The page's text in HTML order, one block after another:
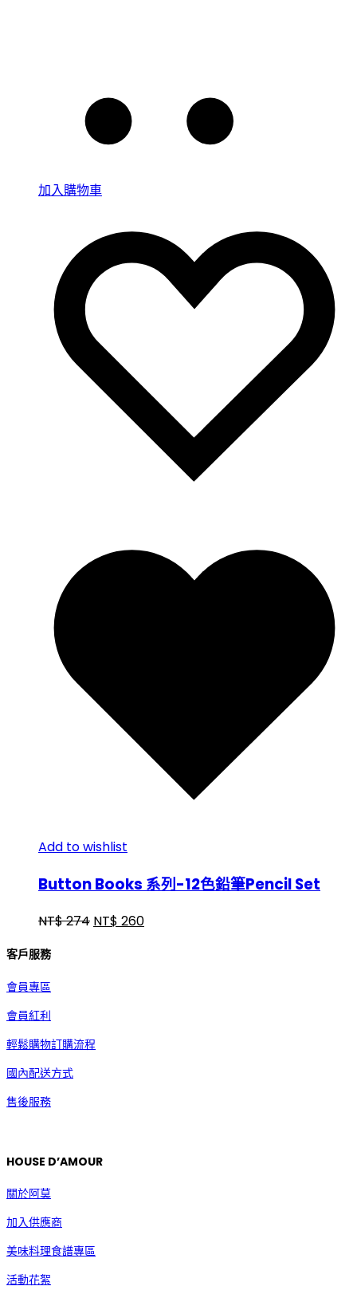
加入購物車
Add to wishlist
Button Books 系列-12色鉛筆Pencil Set
NT$274 NT$ 260
客戶服務
會員專區
會員紅利
輕鬆購物訂購流程
國內配送方式
售後服務
HOUSE D’AMOUR
關於阿莫
加入供應商
美味料理食譜專區
活動花絮